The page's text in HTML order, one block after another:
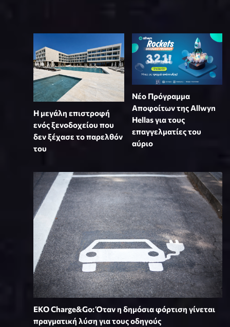
Η μεγάλη επιστροφή
ενός ξενοδοχείου που
δεν ξέχασε το παρελθόν
του
Νέο Πρόγραμμα
Αποφοίτων της Allwyn
Hellas για τους
επαγγελματίες του
αύριο
EKO Charge&Go: Όταν η δημόσια φόρτιση γίνεται
πραγματική λύση για τους οδηγούς